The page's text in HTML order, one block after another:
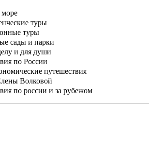
туры
туры
сады и парки
и для души
по России
путешествия
Волковой
по россии и за рубежом